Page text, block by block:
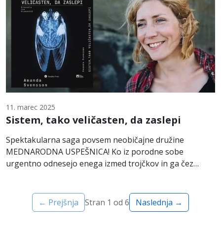
11. marec 2025
Sistem, tako veličasten, da zaslepi
Spektakularna saga povsem neobičajne družine
MEDNARODNA USPEŠNICA! Ko iz porodne sobe
urgentno odnesejo enega izmed trojčkov in ga čez
← Prejšnja Stran 1 od 6 Naslednja →